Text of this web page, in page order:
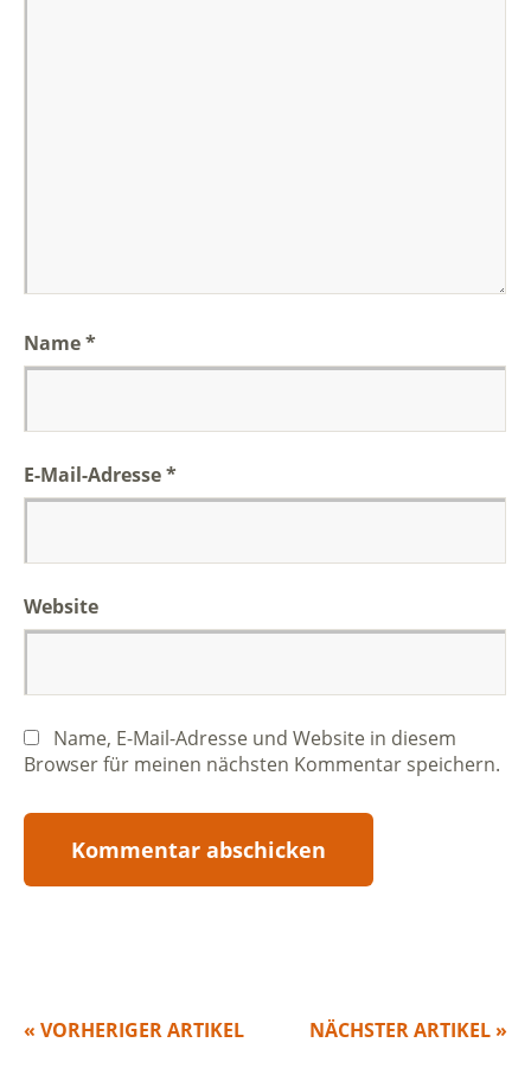
Name*
E-Mail-Adresse*
Website
Name, E-Mail-Adresse und Website in diesem
Browser für meinen nächsten Kommentar speichern.
NÄCHSTER ARTIKEL »
« VORHERIGER ARTIKEL